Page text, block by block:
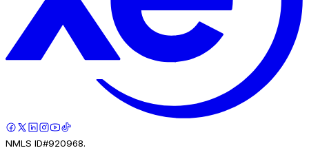
NMLS ID#920968.